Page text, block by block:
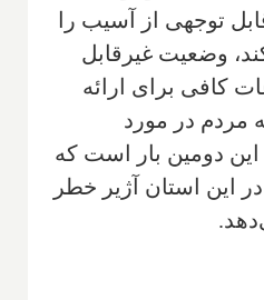
توجهی از آسیب را
وضعیت غیرقابل
کافی برای ارائه
مردم در مورد
دومین بار است که
این استان آژیر خطر